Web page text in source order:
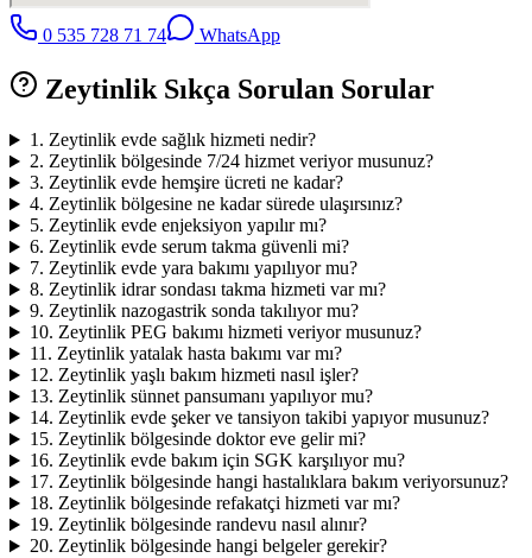
0 535 728 71 74 WhatsApp
ZeytinlikSıkça Sorulan Sorular
1 . Zeytinlik evde sağlık hizmeti nedir?
2. Zeytinlik bölgesinde 7/24 hizmet veriyor musunuz?
3. Zeytinlik evde hemşire ücreti ne kadar?
4. Zeytinlik bölgesine ne kadar sürede ulaşırsınız?
5. Zeytinlik evde enjeksiyon yapılır mı?
6. Zeytinlik evde serum takma güvenli mi?
7. Zeytinlik evde yara bakımı yapılıyor mu?
8. Zeytinlik idrar sondası takma hizmeti var mı?
9. Zeytinlik nazogastrik sonda takılıyor mu?
10. Zeytinlik PEG bakımı hizmeti veriyor musunuz?
11 . Zeytinlik yatalak hasta bakımı var mı?
12. Zeytinlik yaşlı bakım hizmeti nasıl işler?
13. Zeytinlik sünnet pansumanı yapılıyor mu?
14. Zeytinlik evde şeker ve tansiyon takibi yapıyor musunuz?
15. Zeytinlik bölgesinde doktor eve gelir mi?
16. Zeytinlik evde bakım için SGK karşılıyor mu?
17. Zeytinlik bölgesinde hangi hastalıklara bakım veriyorsunuz?
18. Zeytinlik bölgesinde refakatçi hizmeti var mı?
19. Zeytinlik bölgesinde randevu nasıl alınır?
20. Zeytinlik bölgesinde hangi belgeler gerekir?